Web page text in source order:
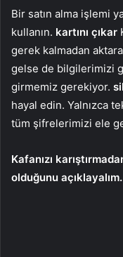
Bir satın alma işlemi
kullanın. kartını çıkar
gerek kalmadan
gelse de bilgilerimizi
girmemiz gerekiyor.
hayal edin. Yalnızca
tüm şifrelerimizi ele
Kafanızı
olduğunu açıklayalım.